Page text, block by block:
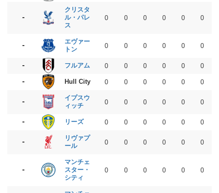
-
クリスタ
ル・パレ
ス
0 0 0 0 0 0
-
エヴァー
トン
0 0 0 0 0 0
- フルアム 0 0 0 0 0 0
- Hull City 0 0 0 0 0 0
-
イプスウ
ィッチ
0 0 0 0 0 0
- リーズ 0 0 0 0 0 0
-
リヴァプ
ール
0 0 0 0 0 0
-
マンチェ
スター・
シティ
0 0 0 0 0 0